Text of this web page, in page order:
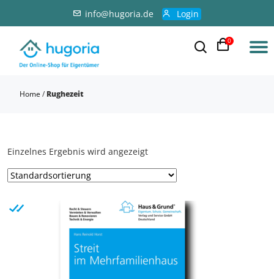
info@hugoria.de Login
0
Home / Rughezeit
Einzelnes Ergebnis wird angezeigt